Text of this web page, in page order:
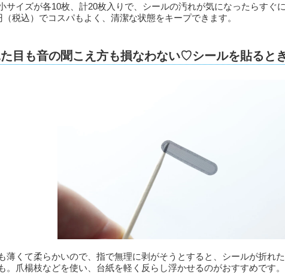
サイズが各10枚、計20枚入りで、シールの汚れが気になったらすぐ
（税込）でコスパもよく、清潔な状態をキープできます。
た目も音の聞こえ方も損なわない♡シールを貼ると
薄くて柔らかいので、指で無理に剥がそうとすると、シールが折れ
。爪楊枝などを使い、台紙を軽く反らし浮かせるのがおすすめです。